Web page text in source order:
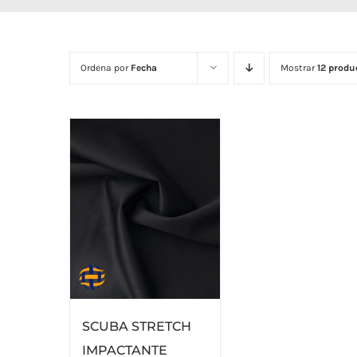
Ordena por Fecha Mostrar12
SCUBA STRETCH
IMPACTANTE